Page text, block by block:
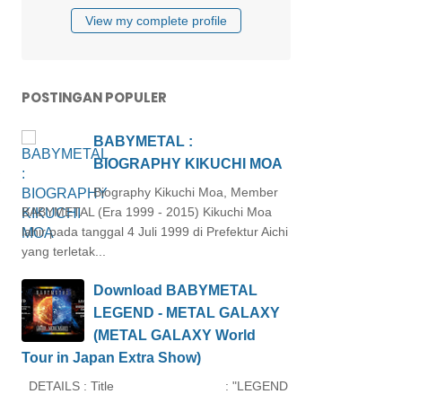
View my complete profile
POSTINGAN POPULER
BABYMETAL :
BIOGRAPHY KIKUCHI MOA
Biography Kikuchi Moa, Member
BABYMETAL (Era 1999 - 2015) Kikuchi Moa
lahir pada tanggal 4 Juli 1999 di Prefektur Aichi
yang terletak...
Download BABYMETAL
LEGEND - METAL GALAXY
(METAL GALAXY World
Tour in Japan Extra Show)
DETAILS : Title : "LEGEND